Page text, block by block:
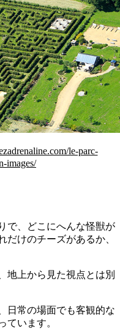
le-parc-
images/
で、どこにへんな怪獣が
だけのチーズがあるか、
地上から見た視点とは別
日常の場面でも客観的な
ています。